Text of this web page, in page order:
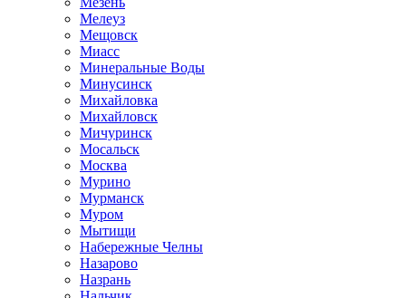
Мелеуз
Мещовск
Миасс
Минеральные Воды
Минусинск
Михайловка
Михайловск
Мичуринск
Мосальск
Москва
Мурино
Мурманск
Муром
Мытищи
Набережные Челны
Назарово
Назрань